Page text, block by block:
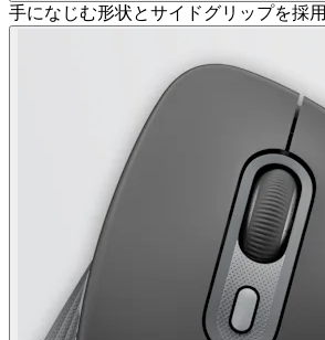
手になじむ形状とサイドグリップを採用